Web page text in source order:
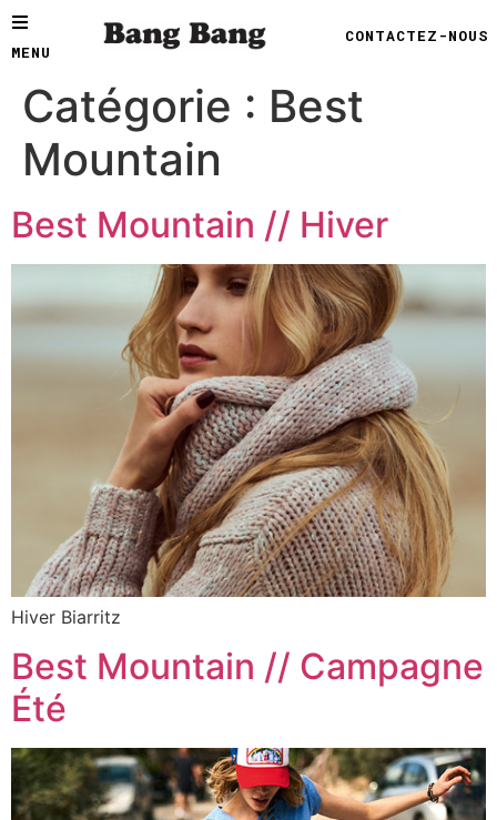
MENU
CONTACTEZ-NOUS
Catégorie : Best
Mountain
Best Mountain // Hiver
Hiver Biarritz
Best Mountain // Campagne
Été